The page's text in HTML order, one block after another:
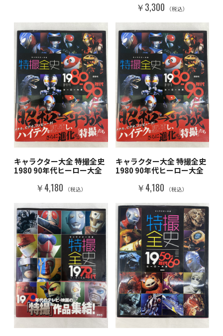
￥3,300 （税込）
キャラクター大全 特撮全史
1980 90年代ヒーロー大全
￥4,180 （税込）
キャラクター大全 特撮全史
1980 90年代ヒーロー大全
￥4,180 （税込）